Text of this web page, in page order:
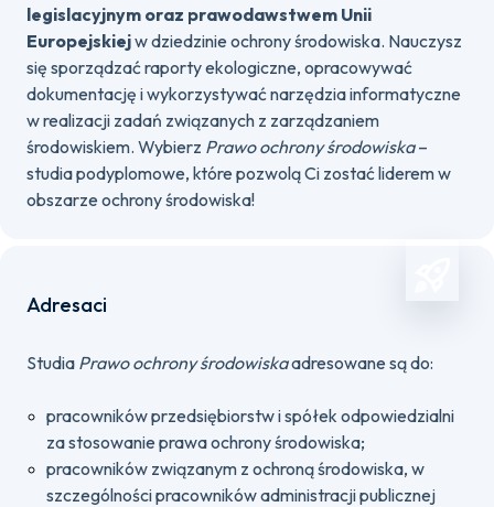
legislacyjnym oraz prawodawstwem Unii
Europejskiejw dziedzinie ochrony środowiska. Nauczysz
się sporządzać raporty ekologiczne, opracowywać
dokumentację i wykorzystywać narzędzia informatyczne
w realizacji zadań związanych z zarządzaniem
środowiskiem. Wybierz Prawo ochrony środowiska–
studia podyplomowe, które pozwolą Ci zostać liderem w
obszarze ochrony środowiska!
Adresaci
Studia Prawo ochrony środowiskaadresowane są do:
pracowników przedsiębiorstw i spółek odpowiedzialni
za stosowanie prawa ochrony środowiska;
pracowników związanym z ochroną środowiska, w
szczególności pracowników administracji publicznej